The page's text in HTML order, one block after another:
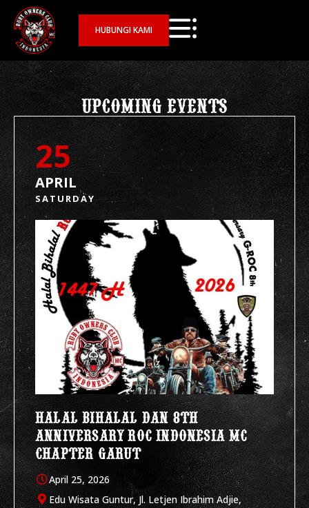
HUBUNGI KAMI
UPCOMING EVENTS
25
APRIL
SATURDAY
HALAL BIHALAL DAN 8TH
ANNIVERSARY ROC INDONESIA MC
CHAPTER GARUT
April 25, 2026
Edu Wisata Guntur, Jl. Letjen Ibrahim Adjie,